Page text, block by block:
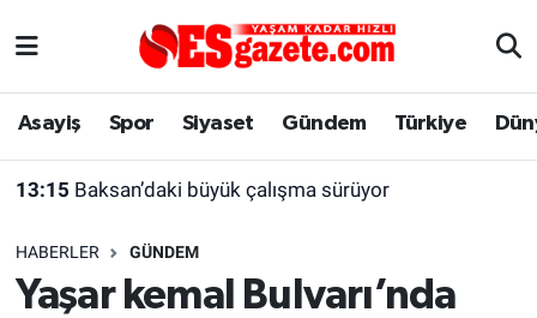
Asayiş Spor Siyaset Gündem Türkiye
13:15 Baksan’daki büyük çalışma sürüyor
HABERLER GÜNDEM
Yaşar kemal Bulvarı’nda
Asayiş
Gündem
Yaşam
Eskişehirspor Arşivi
Eskişehir Nöbetçi Eczaneler
Süper Lig Puan Durumu ve Fikstür